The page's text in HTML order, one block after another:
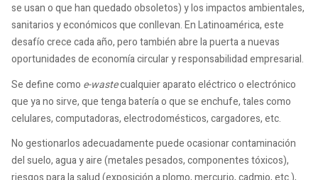
se usan o que han quedado obsoletos) y los impactos ambientales,
sanitarios y económicos que conllevan. En Latinoamérica, este
desafío crece cada año, pero también abre la puerta a nuevas
oportunidades de economía circular y responsabilidad empresarial.
Se define como e-wastecualquier aparato eléctrico o electrónico
que ya no sirve, que tenga batería o que se enchufe, tales como
celulares, computadoras, electrodomésticos, cargadores, etc.
No gestionarlos adecuadamente puede ocasionar contaminación
del suelo, agua y aire (metales pesados, componentes tóxicos),